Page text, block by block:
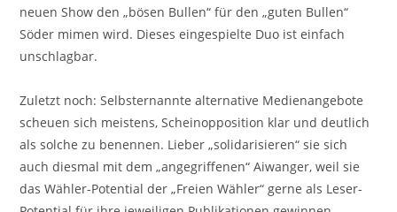
neuen Show den „bösen Bullen“ für den „guten Bullen“
Söder mimen wird. Dieses eingespielte Duo ist einfach
unschlagbar.
Zuletzt noch: Selbsternannte alternative Medienangebote
scheuen sich meistens, Scheinopposition klar und deutlich
als solche zu benennen. Lieber „solidarisieren“ sie sich
auch diesmal mit dem „angegriffenen“ Aiwanger, weil sie
das Wähler-Potential der „Freien Wähler“ gerne als Leser-